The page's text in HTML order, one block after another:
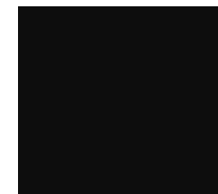
EMISIÓN 11:30 PM